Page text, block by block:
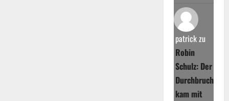
patrickzu
Robin
Schulz: Der
Durchbruch
kam mit